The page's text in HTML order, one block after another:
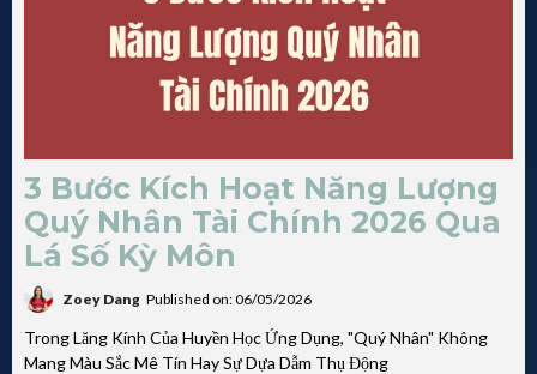
3 Bước Kích Hoạt Năng Lượng
Quý Nhân Tài Chính 2026 Qua
Lá Số Kỳ Môn
Zoey Dang Published on: 06/05/2026
Trong Lăng Kính Của Huyền Học Ứng Dụng, "Quý Nhân" Không
Mang Màu Sắc Mê Tín Hay Sự Dựa Dẫm Thụ Động